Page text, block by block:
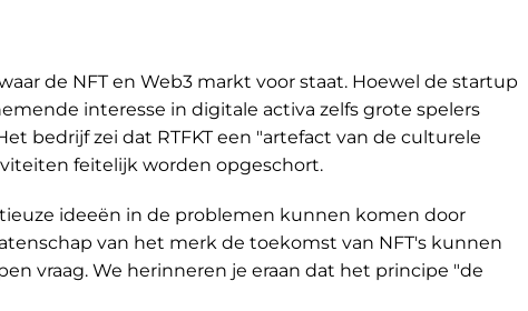
de NFT en Web3 markt voor staat. Hoewel de startup
interesse in digitale activa zelfs grote spelers
bedrijf zei dat RTFKT een "artefact van de culturele
feitelijk worden opgeschort.
ideeën in de problemen kunnen komen door
van het merk de toekomst van NFT's kunnen
vraag. We herinneren je eraan dat het principe "de